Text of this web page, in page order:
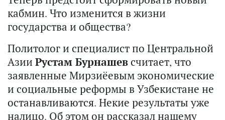
кабмин. Что изменится в жизни
государства и общества?
Политолог и специалист по Центральной
Азии Рустам Бурнашевсчитает, что
заявленные Мирзиёевым экономические
и социальные реформы в Узбекистане не
останавливаются. Некие результаты уже
налицо. Об этом он рассказал нашему